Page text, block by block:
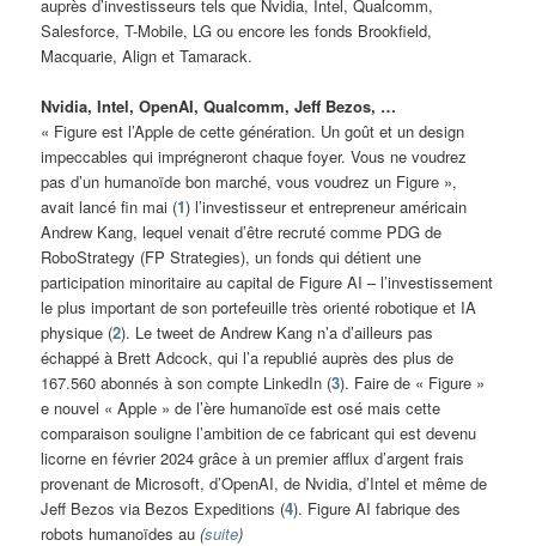
auprès d’investisseurs tels que Nvidia, Intel, Qualcomm,
Salesforce, T-Mobile, LG ou encore les fonds Brookfield,
Macquarie, Align et Tamarack.
Nvidia, Intel, OpenAI, Qualcomm, Jeff Bezos, …
« Figure est l’Apple de cette génération. Un goût et un design
impeccables qui imprégneront chaque foyer. Vous ne voudrez
pas d’un humanoïde bon marché, vous voudrez un Figure »,
avait lancé fin mai (1) l’investisseur et entrepreneur américain
Andrew Kang, lequel venait d’être recruté comme PDG de
RoboStrategy (FP Strategies), un fonds qui détient une
participation minoritaire au capital de Figure AI – l’investissement
le plus important de son portefeuille très orienté robotique et IA
physique (2). Le tweet de Andrew Kang n’a d’ailleurs pas
échappé à Brett Adcock, qui l’a republié auprès des plus de
167.560 abonnés à son compte LinkedIn (3). Faire de « Figure »
e nouvel « Apple » de l’ère humanoïde est osé mais cette
comparaison souligne l’ambition de ce fabricant qui est devenu
licorne en février 2024 grâce à un premier afflux d’argent frais
provenant de Microsoft, d’OpenAI, de Nvidia, d’Intel et même de
Jeff Bezos via Bezos Expeditions (4). Figure AI fabrique des
robots humanoïdes au(suite)